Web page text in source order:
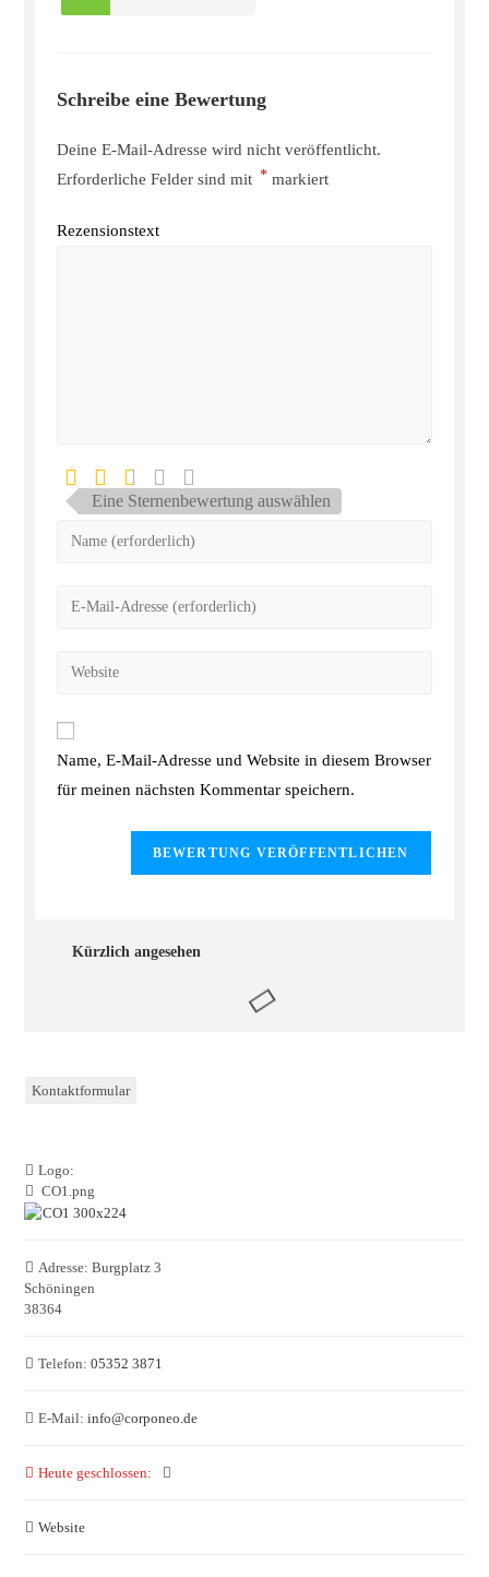
Schreibe eine Bewertung
Deine E-Mail-Adresse wird nicht veröffentlicht.
Erforderliche Felder sind mit * markiert
Rezensionstext
Eine Sternenbewertung auswählen
Name, E-Mail-Adresse und Website in diesem Browser
für meinen nächsten Kommentar speichern.
Kürzlich angesehen
Kontaktformular
Logo:
CO1.png
Adresse: Burgplatz 3
Schöningen
38364
Telefon: 05352 3871
E-Mail: info@corponeo.de
Heute geschlossen:
Website